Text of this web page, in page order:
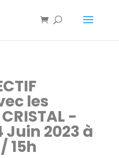
les
-
Juin 2023 à
15h